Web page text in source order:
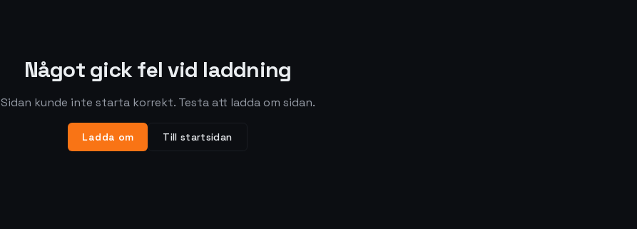
Något gick fel vid laddning
Sidan kunde inte starta korrekt. Testa att ladda om sidan.
Ladda om Till startsidan